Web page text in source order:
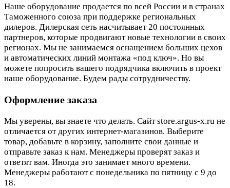
Наше оборудование продается по всей России и в странах
Таможенного союза при поддержке региональных
дилеров. Дилерская сеть насчитывает 20 постоянных
партнеров, которые продвигают новые технологии в своих
регионах. Мы не занимаемся оснащением больших цехов
и автоматических линий монтажа «под ключ». Но вы
можете попросить вашего подрядчика включить в проект
наше оборудование. Будем рады сотрудничеству.
Оформление заказа
Мы уверены, вы знаете что делать. Сайт store.argus-x.ru не
отличается от других интернет-магазинов. Выберите
товар, добавьте в корзину, заполните свои данные и
отправьте заказ к нам. Менеджеры проверят заказ и
ответят вам. Иногда это занимает много времени.
Менеджеры работают с понедельника по пятницу с 9 до
18.